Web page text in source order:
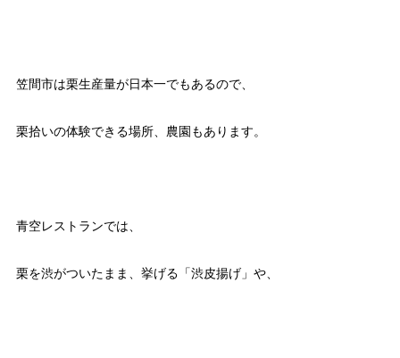
笠間市は栗生産量が日本一でもあるので、
栗拾いの体験できる場所、農園もあります。
青空レストランでは、
栗を渋がついたまま、挙げる「渋皮揚げ」や、